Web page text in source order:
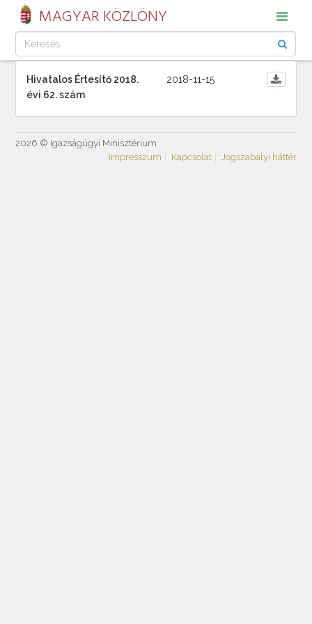
MAGYAR KÖZLÖNY
Hivatalos Értesítő 2018.
évi 62. szám
2018-11-15
2026 © Igazságügyi Minisztérium
Impresszum
Kapcsolat Jogszabályi háttér